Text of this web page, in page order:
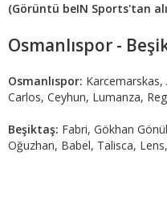
(Görüntü beIN Sports'tan
Osmanlıspor -
Osmanlıspor: Karcemarskas,
Carlos, Ceyhun, Lumanza,
Beşiktaş: Fabri, Gökhan
Oğuzhan, Babel, Talisca,